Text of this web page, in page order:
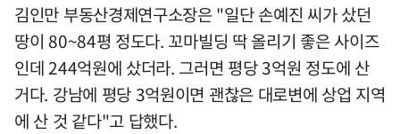
김인만 부동산경제연구소장은 "일단 손예진 씨가 샀던
땅이 80~84평 정도다. 꼬마빌딩 딱 올리기 좋은 사이즈
인데 244억원에 샀더라. 그러면 평당 3억원 정도에 산
거다. 강남에 평당 3억원이면 괜찮은 대로변에 상업 지역
에 산 것 같다"고 답했다.